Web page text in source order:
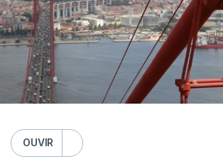
OUVIR